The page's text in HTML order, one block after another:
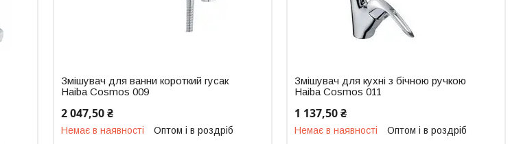
Змішувач для ванни короткий гусак
Haiba Cosmos 009
2 047,50 ₴
Немає в наявності
Оптом і в роздріб
Змішувач для кухні з бічною ручкою
Haiba Cosmos 011
1 137,50 ₴
Немає в наявності
Оптом і в роздріб